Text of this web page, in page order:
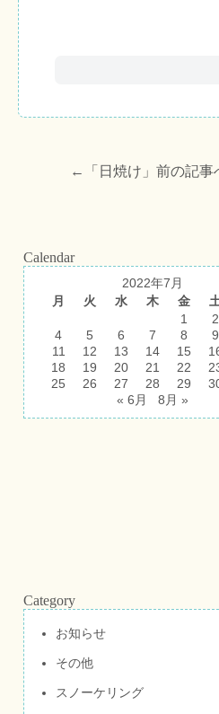
←「 日焼け 」前の記
Calendar
2022年7月
月
火 水 木 金
1
2
4
5 6 7 8 9
11
12 13 14 15
18
19 20 21 22
25
26 27 28 29
« 6月
8月 »
Category
お知らせ
その他
スノーケリング